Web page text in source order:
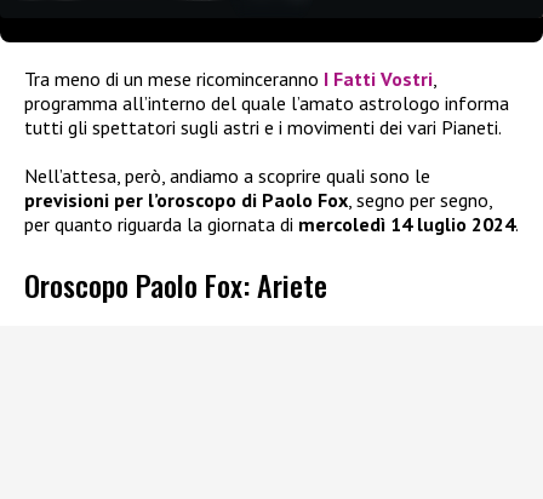
Tra meno di un mese ricominceranno I Fatti Vostri
programma all’interno del quale l’amato astrologo informa
tutti gli spettatori sugli astri e i movimenti dei vari Pianeti.
Nell’attesa, però, andiamo a scoprire quali sono le
previsioni per l’oroscopo di Paolo Fox , segno per segno,
per quanto riguarda la giornata di mercoledì 14 luglio 2024.
Oroscopo Paolo Fox: Ariete